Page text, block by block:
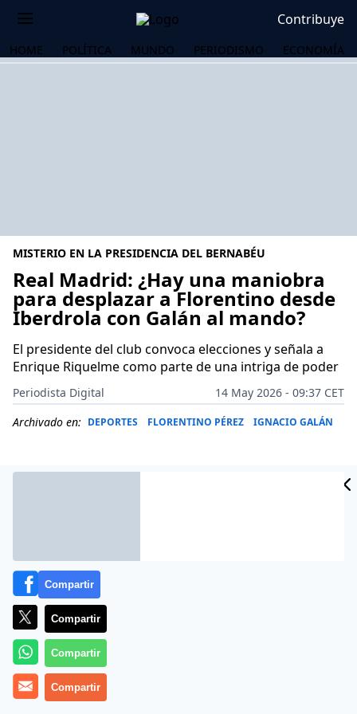
Contribuye
HOME POLÍTICA MUNDO PERIODISMO ECONOMÍA
MISTERIO EN LA PRESIDENCIA DEL BERNABÉU
Real Madrid: ¿Hay una maniobra
para desplazar a Florentino desde
Iberdrola con Galán al mando?
El presidente del club convoca elecciones y señala a
Enrique Riquelme como parte de una intriga de poder
Periodista Digital
14 May 2026 - 09:37 CET
Archivado en: DEPORTES FLORENTINO PÉREZ IGNACIO GALÁN
Más información
Compartir
Compartir
Compartir
Compartir